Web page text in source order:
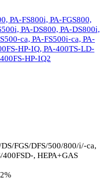
PA-FS800i, PA-FGS800,
PA-DS800, PA-DS800i,
ca, PA-FS500i-ca, PA-
HP-IQ, PA-400TS-LD-
HP-IQ2
FGS/DFS/500/800/i/-ca,
, HEPA+GAS